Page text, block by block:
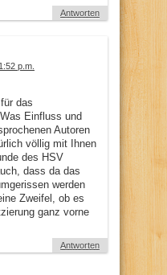
Antworten
p.m.
das
Einfluss und
Autoren
völlig mit Ihnen
des HSV
dass da das
werden
Zweifel, ob es
ganz vorne
Antworten